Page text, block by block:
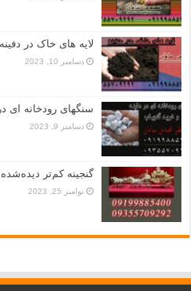
لایه های خاک در دفینه
دسامبر 10, 2023
سنگهای رودخانه ای
دسامبر 9, 2023
گنجینه کم‌تر
نوامبر 25, 2023